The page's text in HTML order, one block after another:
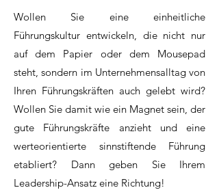
Wollen Sie eine einheitliche
Führungskultur entwickeln, die nicht nur
auf dem Papier oder dem Mousepad
steht, sondern im Unternehmensalltag von
Ihren Führungskräften auch gelebt wird?
Wollen Sie damit wie ein Magnet sein, der
gute Führungskräfte anzieht und eine
werteorientierte sinnstiftende Führung
etabliert? Dann geben Sie Ihrem
Leadership-Ansatz eine Richtung!